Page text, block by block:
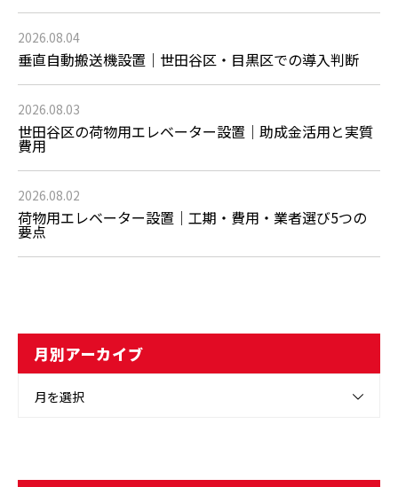
2026.08.04
垂直自動搬送機設置｜世田谷区・目黒区での導入判断
2026.08.03
世田谷区の荷物用エレベーター設置｜助成金活用と実質
費用
2026.08.02
荷物用エレベーター設置｜工期・費用・業者選び5つの
要点
月別アーカイブ
月を選択